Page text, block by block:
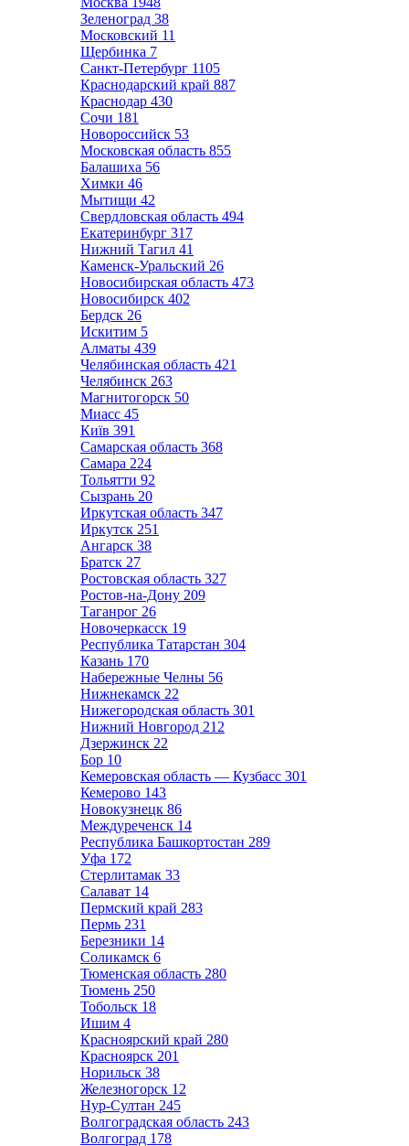
Зеленоград 38
Московский 11
Щербинка 7
Санкт-Петербург 1105
Краснодарский край 887
Краснодар 430
Сочи 181
Новороссийск 53
Московская область 855
Балашиха 56
Химки 46
Мытищи 42
Свердловская область 494
Екатеринбург 317
Нижний Тагил 41
Каменск-Уральский 26
Новосибирская область 473
Новосибирск 402
Бердск 26
Искитим 5
Алматы 439
Челябинская область 421
Челябинск 263
Магнитогорск 50
Миасс 45
Київ 391
Самарская область 368
Самара 224
Тольятти 92
Сызрань 20
Иркутская область 347
Иркутск 251
Ангарск 38
Братск 27
Ростовская область 327
Ростов-на-Дону 209
Таганрог 26
Новочеркасск 19
Республика Татарстан 304
Казань 170
Набережные Челны 56
Нижнекамск 22
Нижегородская область 301
Нижний Новгород 212
Дзержинск 22
Бор 10
Кемеровская область — Кузбасс 301
Кемерово 143
Новокузнецк 86
Междуреченск 14
Республика Башкортостан 289
Уфа 172
Стерлитамак 33
Салават 14
Пермский край 283
Пермь 231
Березники 14
Соликамск 6
Тюменская область 280
Тюмень 250
Тобольск 18
Ишим 4
Красноярский край 280
Красноярск 201
Норильск 38
Железногорск 12
Нур-Султан 245
Волгоградская область 243
Волгоград 178